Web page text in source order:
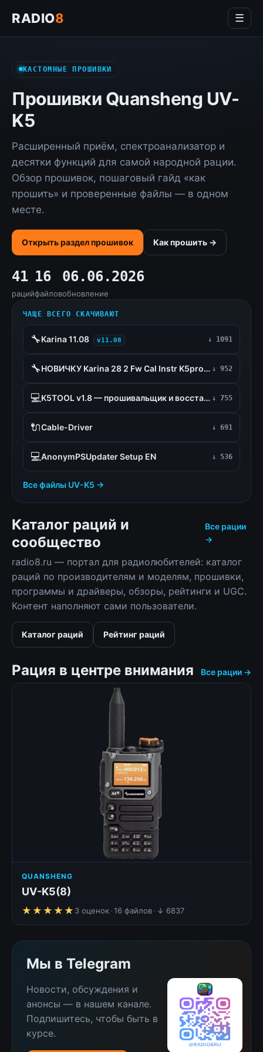
RADIO8 ☰
КАСТОМНЫЕ ПРОШИВКИ
Прошивки Quansheng UV-
K5
Расширенный приём, спектроанализатор и
десятки функций для самой народной рации.
Обзор прошивок, пошаговый гайд «как
прошить» и проверенные файлы — в одном
месте.
Открыть раздел прошивок Как прошить →
41
раций
16
файлов
06.06.2026
обновление
ЧАЩЕ ВСЕГО СКАЧИВАЮТ
🔧Karina 11.08 v11.08 ↓ 1091
🔧 НОВИЧКУ Karina 28 2 Fw Cal Instr K5prog PSCPS Rolling ↓ 952
💻 K5TOOL v1.8 — прошивальщик и восстановление UV-K5 ↓ 755
🔌Cable-Driver ↓ 691
💻AnonymPSUpdater Setup EN ↓ 536
Все файлы UV-K5 →
Каталог раций и
сообщество
Все рации
→
radio8.ru — портал для радиолюбителей: каталог
раций по производителям и моделям, прошивки,
программы и драйверы, обзоры, рейтинги и UGC.
Контент наполняют сами пользователи.
Каталог раций Рейтинг раций
Рация в центре внимания Все рации →
QUANSHENG
UV-K5(8)
★★★★★
★★★★★ 3 оценок·16 файлов· ↓ 6837
Мы в Telegram
Новости, обсуждения и
анонсы — в нашем канале.
Подпишитесь, чтобы быть в
курсе.